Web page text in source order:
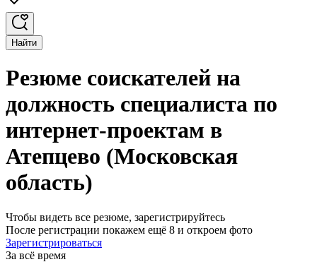
Найти
Резюме соискателей на
должность специалиста по
интернет-проектам в
Атепцево (Московская
область)
Чтобы видеть все резюме, зарегистрируйтесь
После регистрации покажем ещё 8 и откроем фото
Зарегистрироваться
За всё время